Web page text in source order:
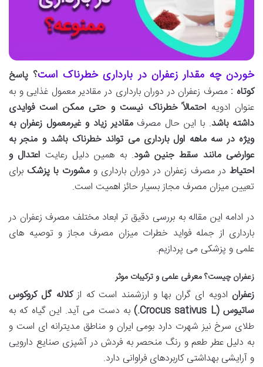
خوردن چه مقدار زعفران در بارداری خطرناک است؟ پاسخ
کوتاه :مصرف زعفران در دوران بارداری در مقادیر معمول غذایی و به
عنوان ادویه احتمالاً خطرناک نیست و حتی ممکن است فوایدی
داشته باشد. با این حال مصرفمقادیر زیاد و غیرمعمول زعفران به
ویژه در سه ماهه اول بارداری می تواند خطرناک باشد و منجر به
عوارضی مانند سقط جنین شود. به همین دلیل رعایت اعتدال و
احتیاطدر مصرف زعفران در دوران بارداری ومشورت با پزشک برای
تعیین میزان مصرف مجاز بسیار حائز اهمیت است.
در ادامه این مقاله به بررسی دقیق تر ابعاد مختلف مصرف زعفران در
بارداری از جمله فواید خطرات میزان مصرف مجاز و توصیه های
علمی و پزشکی می پردازیم.
زعفران چیست؟ معرفی علمی و ترکیبات موثر
زعفران ادویه ای گران بها و ارزشمند است که ازکلاله گل کروکوس
ساتیوس(Crocus sativus L.)
به دست می آید. این گیاه که به
طلای سرخ نیز شهرت دارد بومی ایران و مناطق مدیترانه ای است و
به دلیل عطر طعم و رنگ منحصر به فردش در آشپزی صنایع دارویی
و آرایشی بهداشتی کاربردهای فراوانی دارد.